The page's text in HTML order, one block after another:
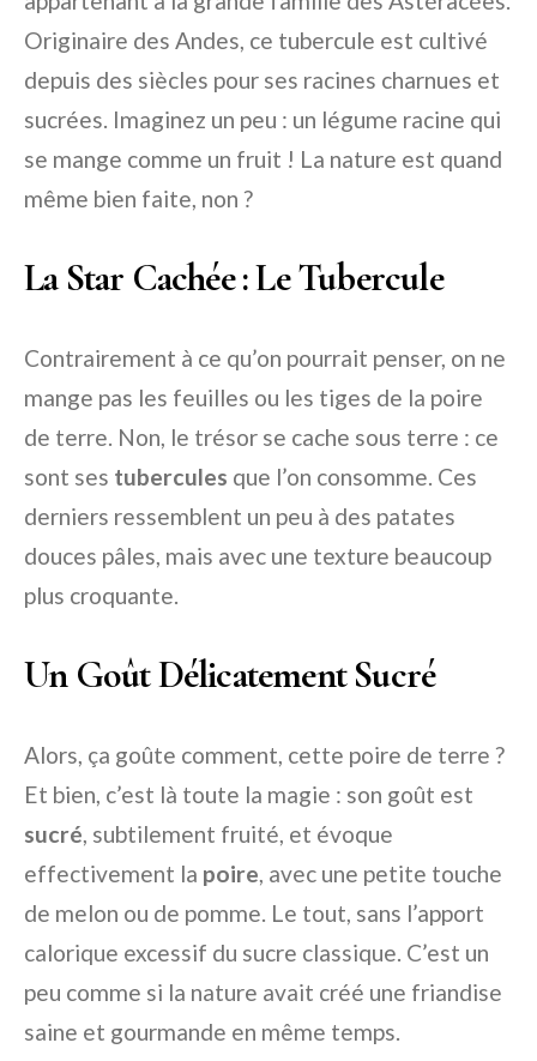
Originaire des Andes, ce tubercule est cultivé
depuis des siècles pour ses racines charnues et
sucrées. Imaginez un peu : un légume racine qui
se mange comme un fruit ! La nature est quand
même bien faite, non ?
La Star Cachée : Le Tubercule
Contrairement à ce qu’on pourrait penser, on ne
mange pas les feuilles ou les tiges de la poire
de terre. Non, le trésor se cache sous terre : ce
sont ses tubercules que l’on consomme. Ces
derniers ressemblent un peu à des patates
douces pâles, mais avec une texture beaucoup
plus croquante.
Un Goût Délicatement Sucré
Alors, ça goûte comment, cette poire de terre ?
Et bien, c’est là toute la magie : son goût est
sucré, subtilement fruité, et évoque
effectivement la poire, avec une petite touche
de melon ou de pomme. Le tout, sans l’apport
calorique excessif du sucre classique. C’est un
peu comme si la nature avait créé une friandise
saine et gourmande en même temps.